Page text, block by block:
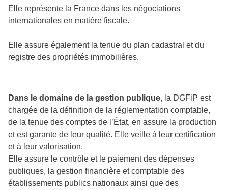
Elle représente la France dans les négociations
internationales en matière fiscale.
Elle assure également la tenue du plan cadastral et du
registre des propriétés immobilières.
Dans le domaine de la gestion publique, la DGFiP est
chargée de la définition de la réglementation comptable,
de la tenue des comptes de l’État, en assure la production
et est garante de leur qualité. Elle veille à leur certification
et à leur valorisation.
Elle assure le contrôle et le paiement des dépenses
publiques, la gestion financière et comptable des
établissements publics nationaux ainsi que des